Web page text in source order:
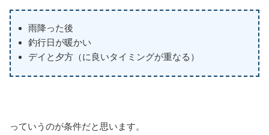
雨降った後
釣行日が暖かい
デイと夕方（に良いタイミングが重なる）
っていうのが条件だと思います。